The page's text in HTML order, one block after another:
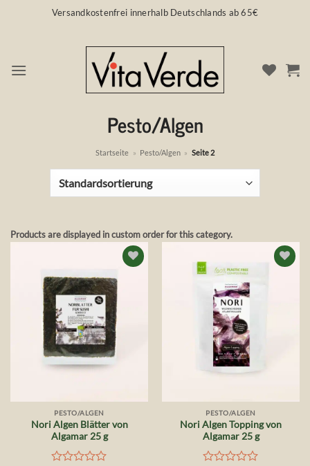
Versandkostenfrei innerhalb Deutschlands ab 65€
Pesto/Algen
Startseite » Pesto/Algen » Seite 2
Products are displayed in custom order for this category.
Auf die
Wunschliste
PESTO/ALGEN
Nori Algen Blätter von
Algamar 25 g
Wunschliste
PESTO/ALGEN
Nori Algen Topping von
Algamar 25 g